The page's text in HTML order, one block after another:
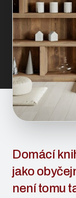
Domácí
jako
není tomu